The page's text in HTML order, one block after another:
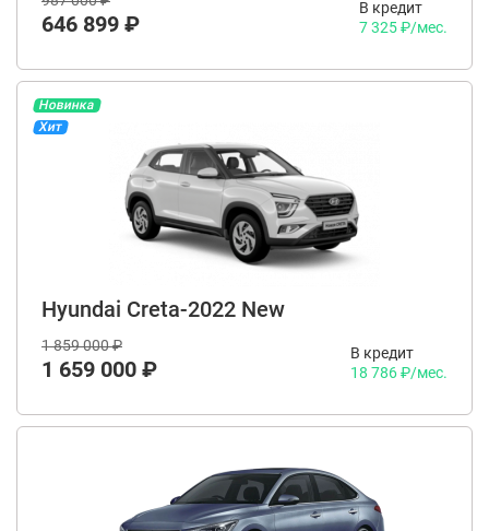
646 899 ₽
В кредит
7 325 ₽/мес.
Новинка
Хит
Hyundai Creta-2022 New
1 859 000 ₽
1 659 000 ₽
В кредит
18 786 ₽/мес.